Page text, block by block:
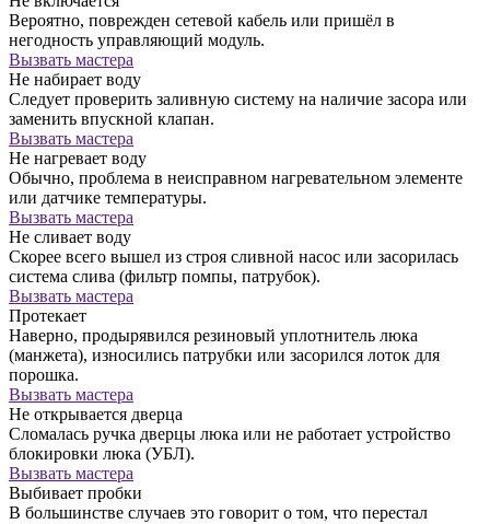
Вероятно, поврежден сетевой кабель или пришёл в
негодность управляющий модуль.
Вызвать мастера
Не набирает воду
Следует проверить заливную систему на наличие засора или
заменить впускной клапан.
Вызвать мастера
Не нагревает воду
Обычно, проблема в неисправном нагревательном элементе
или датчике температуры.
Вызвать мастера
Не сливает воду
Скорее всего вышел из строя сливной насос или засорилась
система слива (фильтр помпы, патрубок).
Вызвать мастера
Протекает
Наверно, продырявился резиновый уплотнитель люка
(манжета), износились патрубки или засорился лоток для
порошка.
Вызвать мастера
Не открывается дверца
Сломалась ручка дверцы люка или не работает устройство
блокировки люка (УБЛ).
Вызвать мастера
Выбивает пробки
В большинстве случаев это говорит о том, что перестал